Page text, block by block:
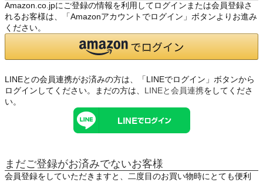
Amazon.co.jpにご登録の情報を利用してログインまたは会員登録さ
れるお客様は、「Amazonアカウントでログイン」ボタンよりお進み
ください。
LINEとの会員連携がお済みの方は、「LINEでログイン」ボタンから
ログインしてください。まだの方は、 LINEと会員連携をしてくださ
い。
まだご登録がお済みでないお客様
会員登録をしていただきますと、二度目のお買い物時にとても便利